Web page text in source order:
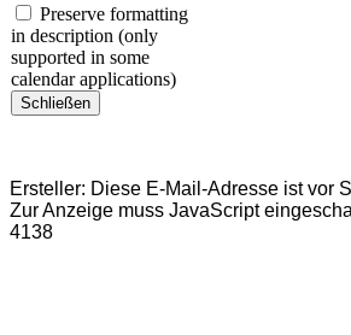
Preserve formatting
in description (only
supported in some
calendar applications)
Schließen
Ersteller: Diese E-Mail-Adresse ist vor
Zur Anzeige muss JavaScript
4138